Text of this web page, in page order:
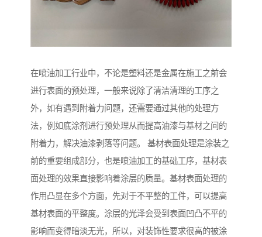
在喷油加工行业中，不论是塑料还是金属在施工之前会
进行表面的预处理，一般来说除了清洁清理的工序之
外，如有遇到附着力问题，还需要通过其他的处理方
法，例如底涂剂进行预处理从而提高油漆与基材之间的
附着力，解决油漆剥落等问题。 基材表面处理是涂装之
前的重要组成部分，也是喷油加工的基础工序，基材表
面处理的效果直接影响着涂层的质量。基材表面处理的
作用凸显在多个方面，先对于不平整的工件，可以提高
基材表面的平整度。涂层的光泽会受到表面凹凸不平的
影响而变得暗淡无光，所以，对装饰性要求很高的被涂